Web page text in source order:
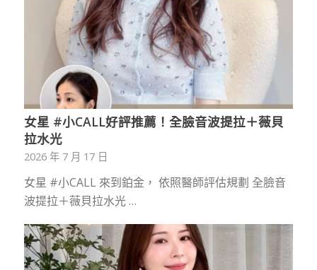
女星 #小CALL好評推薦！全臉音波提拉＋薇貝
拉水光
2026 年 7 月 17 日
女星 #小CALL 來到鉑金， 依照醫師評估規劃 全臉音
波提拉＋薇貝拉水光 …